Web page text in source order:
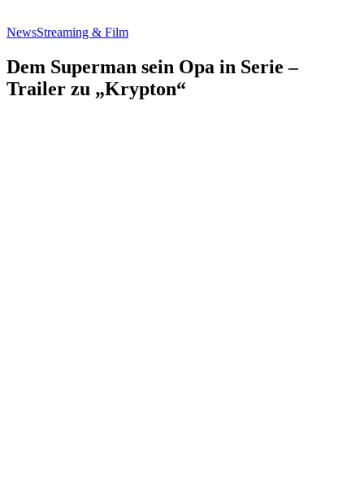
NewsStreaming & Film
Dem Superman sein Opa in Serie –
Trailer zu „Krypton“